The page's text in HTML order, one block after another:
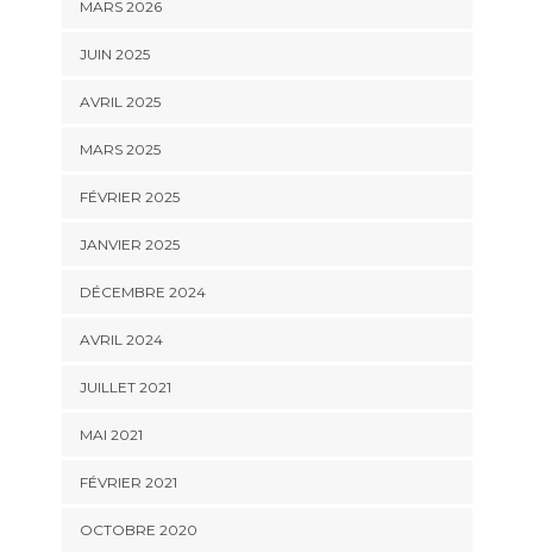
MARS 2026
JUIN 2025
AVRIL 2025
MARS 2025
FÉVRIER 2025
JANVIER 2025
DÉCEMBRE 2024
AVRIL 2024
JUILLET 2021
MAI 2021
FÉVRIER 2021
OCTOBRE 2020